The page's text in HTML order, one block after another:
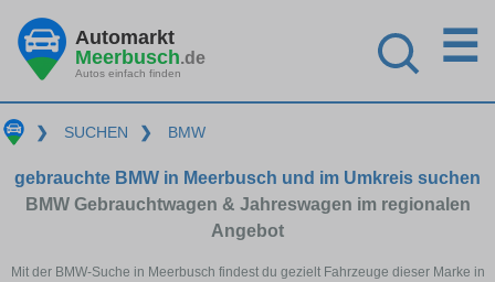
Automarkt
Meerbusch.de
Autos einfach finden
☰
❯ SUCHEN ❯ BMW
gebrauchte BMW in Meerbusch und im Umkreis suchen
BMW Gebrauchtwagen & Jahreswagen im regionalen
Angebot
Mit der BMW-Suche in Meerbusch findest du gezielt Fahrzeuge dieser Marke in